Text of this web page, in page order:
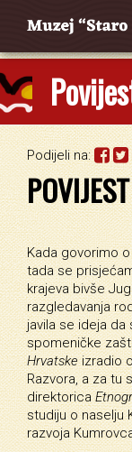
Podijeli na:
Kada govorimo
tada se
krajeva bivše
razgledavanja
javila se ideja da
spomeničke
Hrvatskeizradio
Razvora, a za tu
direktorica
studiju o naselju
razvoja